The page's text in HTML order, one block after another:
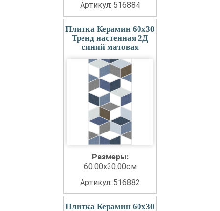
Артикул: 516884
Плитка Керамин 60x30
Тренд настенная 2Д
синий матовая
Размеры:
60.00x30.00см
Артикул: 516882
Плитка Керамин 60x30